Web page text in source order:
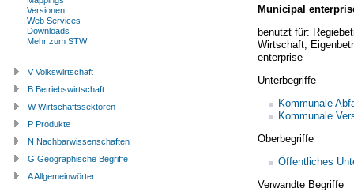
Municipal
benutzt für:
Wirtschaft,
enterprise
Unterbegriffe
Kommunale
Kommunale
Oberbegriffe
Öffentliches
Verwandte Begriffe
Versionen
Web Services
Downloads
Mehr zum STW
V Volkswirtschaft
B Betriebswirtschaft
W Wirtschaftssektoren
P Produkte
N Nachbarwissenschaften
G Geographische Begriffe
A Allgemeinwörter